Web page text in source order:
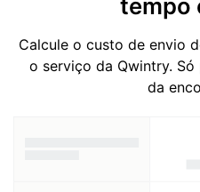
tempo
Calcule o custo de envio
o serviço da Qwintry.
da